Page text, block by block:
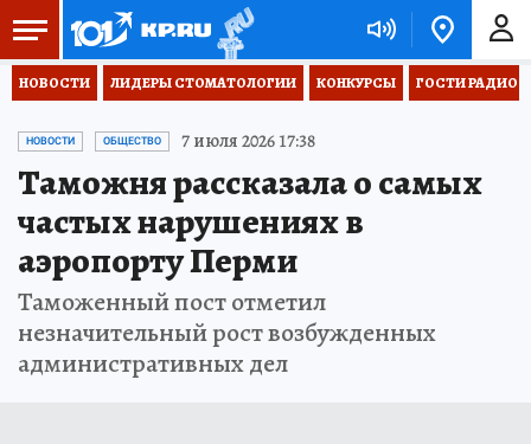
НОВОСТИ ЛИДЕРЫ СТОМАТОЛОГИИ КОНКУРСЫ ГОСТИ РАДИО
НОВОСТИ ОБЩЕСТВО 7 июля 2026 17:38
Таможня рассказала о самых
частых нарушениях в
аэропорту Перми
Таможенный пост отметил
незначительный рост возбужденных
административных дел